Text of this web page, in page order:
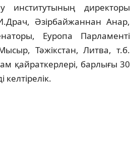
институтының директоры
Әзiрбайжаннан Анар,
Еуропа Парламентi
Тәжiкстан, Литва, т.б.
қайраткерлерi, барлығы 30
келтiрелiк.